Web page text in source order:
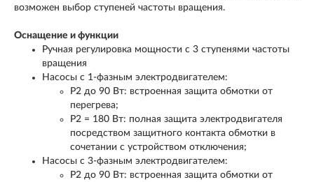
возможен выбор ступеней частоты вращения.
Оснащение и функции
Ручная регулировка мощности с 3 ступенями частоты
вращения
Насосы с 1-фазным электродвигателем:
P2 до 90 Вт: встроенная защита обмотки от
перегрева;
P2 = 180 Вт: полная защита электродвигателя
посредством защитного контакта обмотки в
сочетании с устройством отключения;
Насосы с 3-фазным электродвигателем:
P2 до 90 Вт: встроенная защита обмотки от